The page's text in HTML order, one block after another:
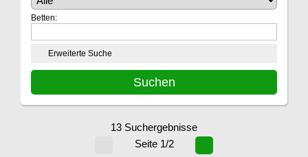
Betten:
Erweiterte Suche
13 Suchergebnisse
Seite 1/2